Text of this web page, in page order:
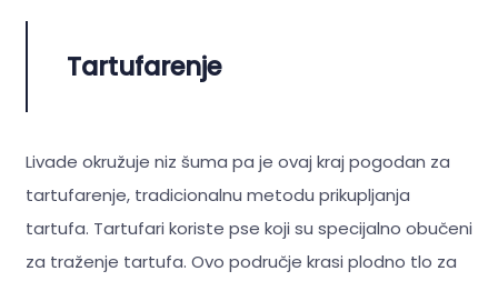
Tartufarenje
Livade okružuje niz šuma pa je ovaj kraj pogodan za
tartufarenje, tradicionalnu metodu prikupljanja
tartufa. Tartufari koriste pse koji su specijalno obučeni
za traženje tartufa. Ovo područje krasi plodno tlo za